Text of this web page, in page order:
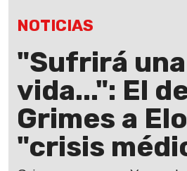
NOTICIAS
"Sufrirá
vida...": El
Grimes a
"crisis